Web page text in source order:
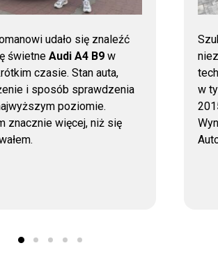
udało się znaleźć
świetne Audi A4 B9 w
czasie. Stan auta,
i sposób sprawdzenia
poziomie.
znacznie więcej, niż się
w